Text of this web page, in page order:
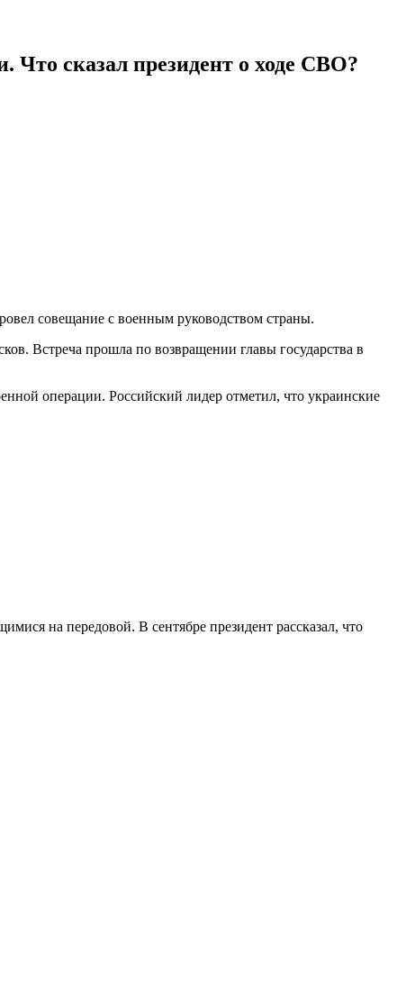
Что сказал президент о ходе СВО?
совещание с военным руководством страны.
Встреча прошла по возвращении главы государства в
операции. Российский лидер отметил, что украинские
на передовой. В сентябре президент рассказал, что